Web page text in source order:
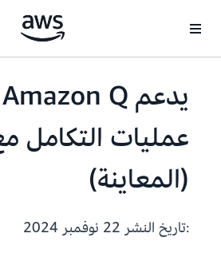
(المعاينة)
:تاريخ النشر